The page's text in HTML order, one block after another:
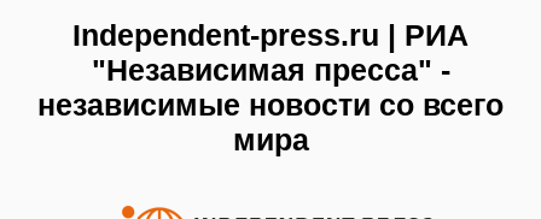
Independent-press.ru | РИА
"Независимая пресса" -
независимые новости со всего
мира